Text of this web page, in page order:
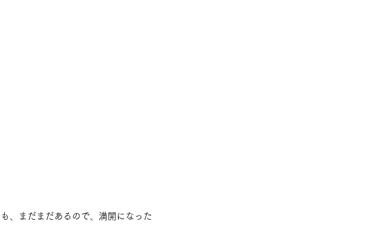
、まだまだあるので、満開になった